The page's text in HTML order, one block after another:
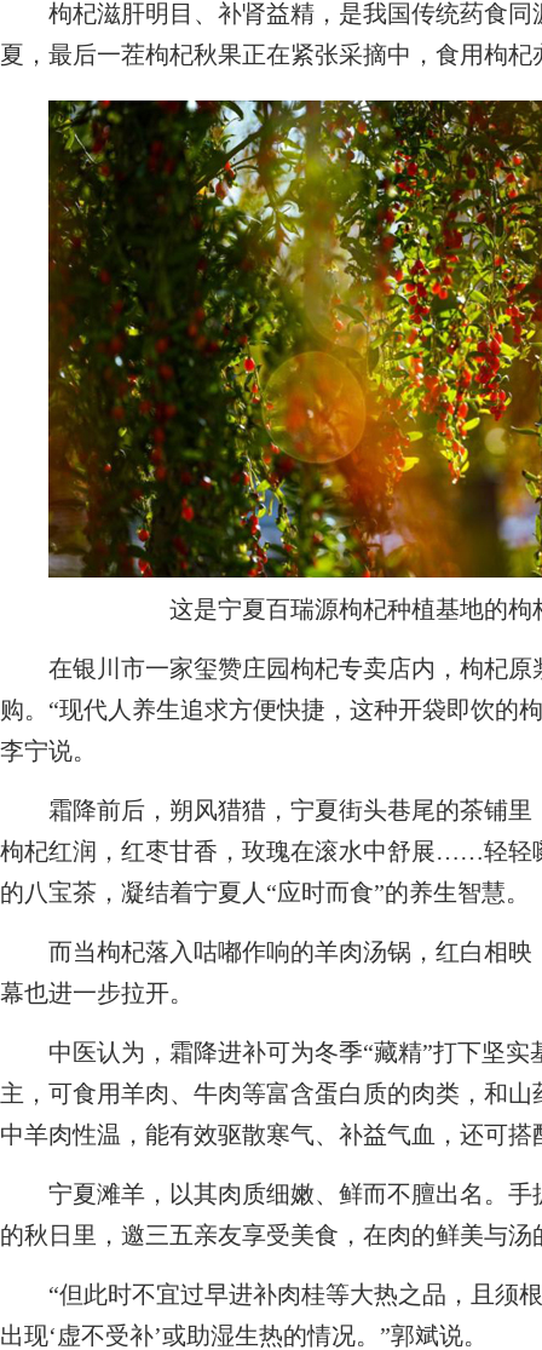
枸杞滋肝明目、补肾益精，是我国传统药食同
夏，最后一茬枸杞秋果正在紧张采摘中，食用枸
这是宁夏百瑞源枸杞种植基地的
在银川市一家玺赞庄园枸杞专卖店内，枸杞原
购。“现代人养生追求方便快捷，这种开袋即饮的
李宁说。
霜降前后，朔风猎猎，宁夏街头巷尾的茶铺里
枸杞红润，红枣甘香，玫瑰在滚水中舒展……轻轻
的八宝茶，凝结着宁夏人“应时而食”的养生智慧。
而当枸杞落入咕嘟作响的羊肉汤锅，红白相映
幕也进一步拉开。
中医认为，霜降进补可为冬季“藏精”打下坚实
主，可食用羊肉、牛肉等富含蛋白质的肉类，和
中羊肉性温，能有效驱散寒气、补益气血，还可
宁夏滩羊，以其肉质细嫩、鲜而不膻出名。
的秋日里，邀三五亲友享受美食，在肉的鲜美与
“但此时不宜过早进补肉桂等大热之品，且须
出现‘虚不受补’或助湿生热的情况。”郭斌说。